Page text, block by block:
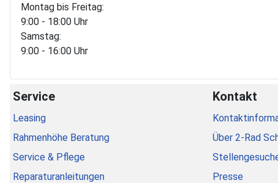
Montag bis Freitag:
9:00 - 18:00 Uhr
Samstag:
9:00 - 16:00 Uhr
Service
Leasing
Rahmenhöhe Beratung
Service & Pflege
Reparaturanleitungen
Kontakt
Über 2-Rad
Presse